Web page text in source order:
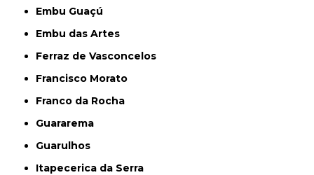
Embu Guaçú
Embu das Artes
Ferraz de Vasconcelos
Francisco Morato
Franco da Rocha
Guararema
Guarulhos
Itapecerica da Serra